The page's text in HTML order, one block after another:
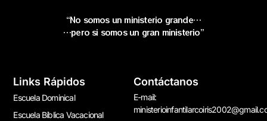
“No somos un ministerio grande…
…pero si somos un gran ministerio”
Links Rápidos
Escuela Dominical
Escuela Bíblica Vacacional
Contáctanos
E-mail: